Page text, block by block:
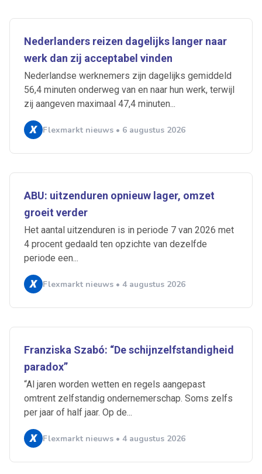
Nederlanders reizen dagelijks langer naar
werk dan zij acceptabel vinden
Nederlandse werknemers zijn dagelijks gemiddeld
56,4 minuten onderweg van en naar hun werk, terwijl
zij aangeven maximaal 47,4 minuten...
Flexmarkt nieuws • 6 augustus 2026
ABU: uitzenduren opnieuw lager, omzet
groeit verder
Het aantal uitzenduren is in periode 7 van 2026 met
4 procent gedaald ten opzichte van dezelfde
periode een...
Flexmarkt nieuws • 4 augustus 2026
Franziska Szabó: “De schijnzelfstandigheid
paradox”
“Al jaren worden wetten en regels aangepast
omtrent zelfstandig ondernemerschap. Soms zelfs
per jaar of half jaar. Op de...
Flexmarkt nieuws • 4 augustus 2026
Ontvang vacatures direct in
je mailbox